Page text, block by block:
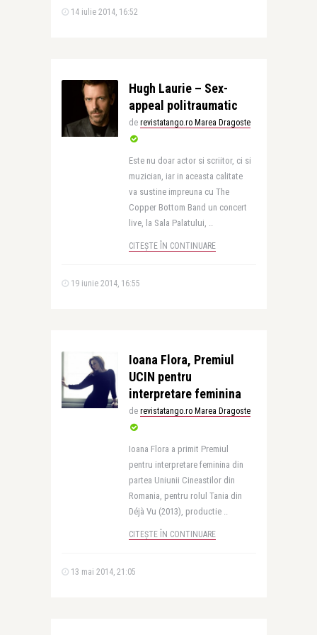
14 iulie 2014, 16:52
Hugh Laurie – Sex-
appeal politraumatic
de revistatango.ro Marea Dragoste
Este nu doar actor si scriitor, ci si
muzician, iar in aceasta calitate
va sustine impreuna cu The
Copper Bottom Band un concert
live, la Sala Palatului, ..
CITEȘTE ÎN CONTINUARE
19 iunie 2014, 16:55
Ioana Flora, Premiul
UCIN pentru
interpretare feminina
de revistatango.ro Marea Dragoste
Ioana Flora a primit Premiul
pentru interpretare feminina din
partea Uniunii Cineastilor din
Romania, pentru rolul Tania din
Déjà Vu (2013), productie ..
CITEȘTE ÎN CONTINUARE
13 mai 2014, 21:05